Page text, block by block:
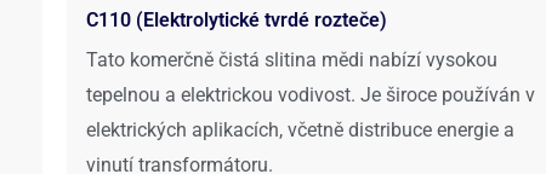
C110 (Elektrolytické tvrdé rozteče)
Tato komerčně čistá slitina mědi nabízí vysokou
tepelnou a elektrickou vodivost. Je široce používán v
elektrických aplikacích, včetně distribuce energie a
vinutí transformátoru.